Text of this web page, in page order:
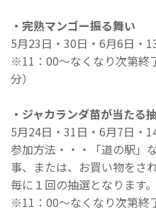
・完熟マンゴー振る舞い
5月23日・30日・6月6日・
※11：00～なくなり次第終
分）
・ジャカランダ苗が当たる
5月24日・31日・6月7日・
参加方法・・・「道の駅」
事、または、お買い物をさ
毎に１回の抽選となります。
※11：00～なくなり次第終